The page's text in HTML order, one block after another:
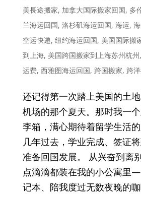
美長途搬家, 加拿大国际搬家回国, 多
兰海运回国, 洛杉矶海运回国, 海运,
空运快递, 纽约海运回国, 美国国际搬
到上海, 美国跨国搬家到上海苏州杭州,
运费, 西雅图海运回国, 跨国搬家, 跨
还记得第一次踏上美国的土
机场的那个夏天。那时我一
李箱，满心期待着留学生活
几年过去，学业完成、签证
准备回国发展。 从兴奋到离
点滴滴都装在我的小公寓里
记本、陪我度过无数夜晚的